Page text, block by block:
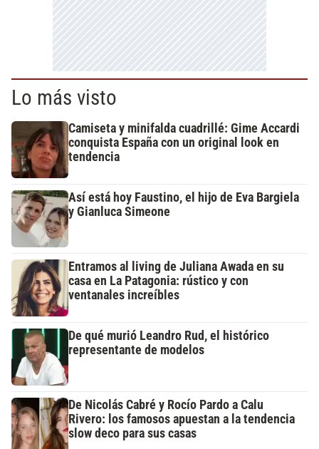
Lo más visto
Camiseta y minifalda cuadrillé: Gime Accardi
conquista España con un original look en
tendencia
Así está hoy Faustino, el hijo de Eva Bargiela
y Gianluca Simeone
Entramos al living de Juliana Awada en su
casa en La Patagonia: rústico y con
ventanales increíbles
De qué murió Leandro Rud, el histórico
representante de modelos
De Nicolás Cabré y Rocío Pardo a Calu
Rivero: los famosos apuestan a la tendencia
slow deco para sus casas